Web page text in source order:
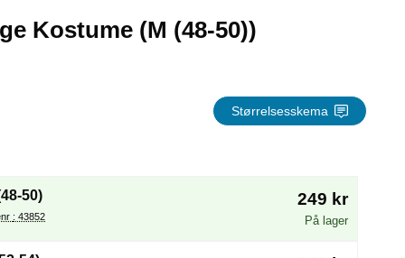
Kostume (M (48-50))
Størrelsesskema
af en ny radioknap vil genindlæse siden)
50)
Varenr : 43852
249 kr
På lager